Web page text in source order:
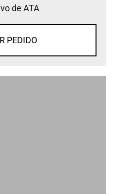
de ATA
PEDIDO